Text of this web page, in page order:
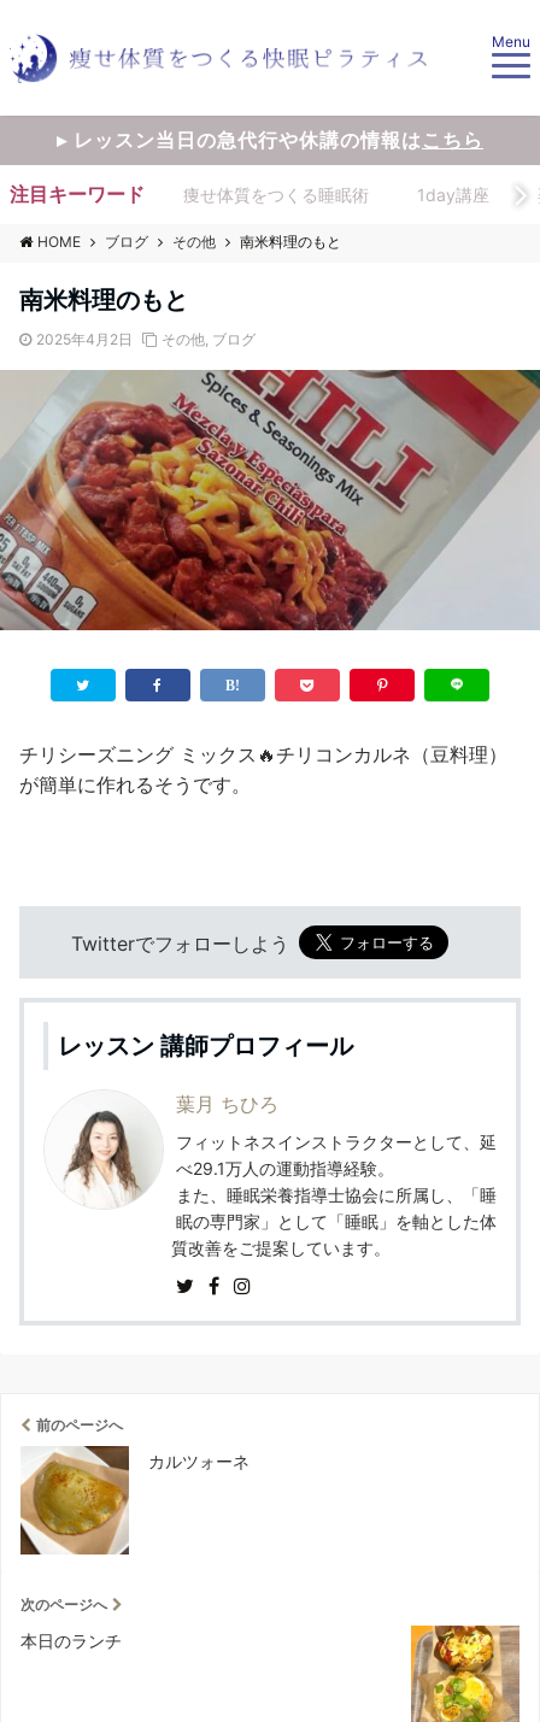
Menu
▸ レッスン当日の急代行や休講の情報はこちら
注目キーワード 痩せ体質をつくる睡眠術 1day講座
HOME ブログ その他 南米料理のもと
南米料理のもと
2025年4月2日 その他, ブログ
チリシーズニング ミックス🔥チリコンカルネ（豆料理）
が簡単に作れるそうです。
Twitterでフォローしよう
レッスン 講師プロフィール
葉月 ちひろ
フィットネスインストラクターとして、延
べ29.1万人の運動指導経験。
また、睡眠栄養指導士協会に所属し、「睡
眠の専門家」として「睡眠」を軸とした体
質改善をご提案しています。
前のページへ
カルツォーネ
次のページへ
本日のランチ